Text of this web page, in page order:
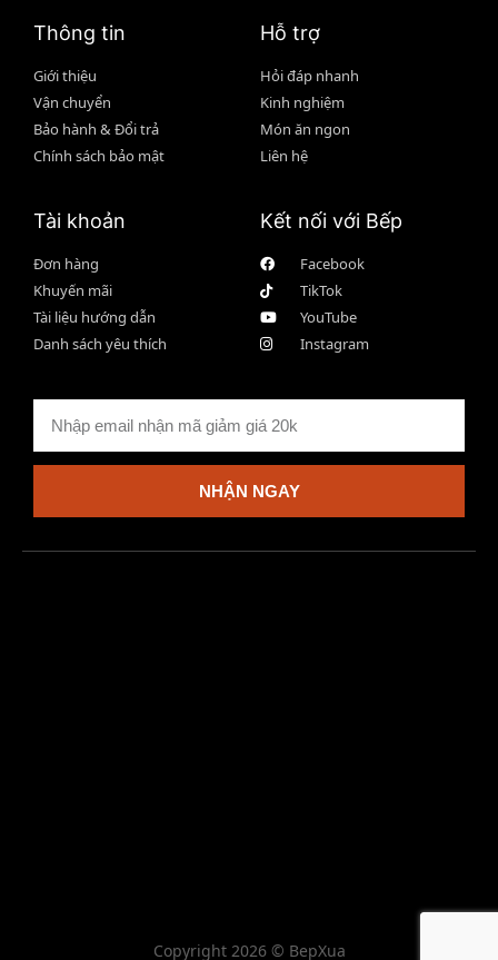
Thông tin
Giới thiệu
Vận chuyển
Bảo hành & Đổi trả
Chính sách bảo mật
Hỗ trợ
Hỏi đáp nhanh
Kinh nghiệm
Món ăn ngon
Liên hệ
Tài khoản
Đơn hàng
Khuyến mãi
Tài liệu hướng dẫn
Danh sách yêu thích
Kết nối với Bếp
Facebook
TikTok
YouTube
Instagram
NHẬN NGAY
Copyright 2026 © BepXua